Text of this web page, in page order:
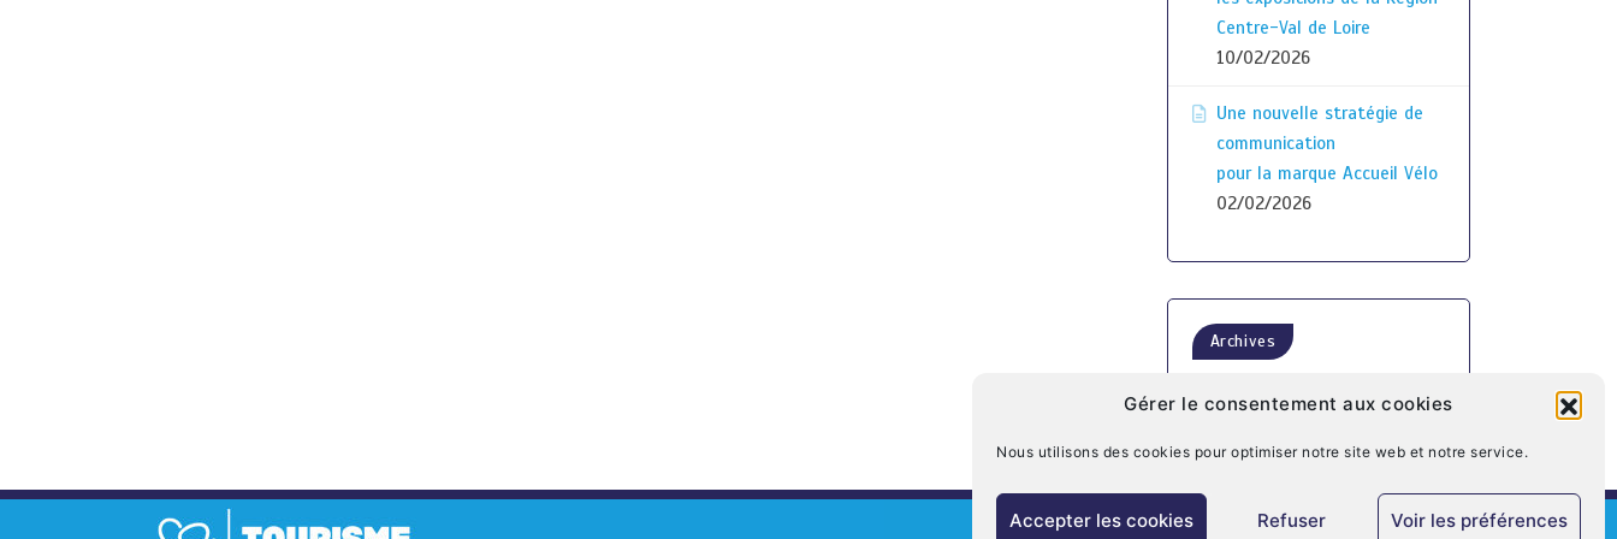
Gérer le consentement aux cookies
Nous utilisons des cookies pour optimiser notre site web et notre service.
Accepter les cookies Refuser Voir les préférences
Centre-Val de Loire
10/02/2026
Une nouvelle stratégie de
communication
pour la marque Accueil Vélo
02/02/2026
Archives